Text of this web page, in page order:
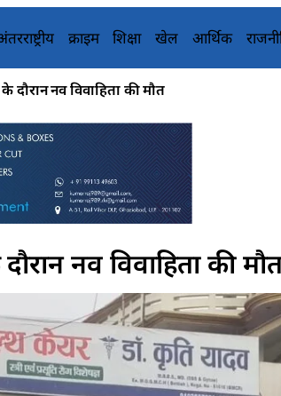
क्राइम शिक्षा खेल आर्थिक
नव विवाहिता की मौत
नव विवाहिता की